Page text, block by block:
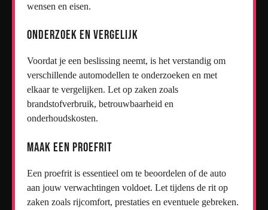
wensen en eisen.
Onderzoek en vergelijk
Voordat je een beslissing neemt, is het verstandig om
verschillende automodellen te onderzoeken en met
elkaar te vergelijken. Let op zaken zoals
brandstofverbruik, betrouwbaarheid en
onderhoudskosten.
Maak een proefrit
Een proefrit is essentieel om te beoordelen of de auto
aan jouw verwachtingen voldoet. Let tijdens de rit op
zaken zoals rijcomfort, prestaties en eventuele gebreken.